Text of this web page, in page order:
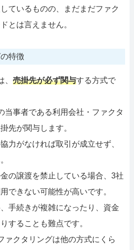
ているものの、まだまだファク
とは言えません。
特徴
売掛先が必ず関与する方式で
当事者である利用会社・ファクタ
先が関与します。
力がなければ取引が成立せず、
の譲渡を禁止している場合、3社
できない可能性が高いです。
手続きが複雑になったり、資金
することも難点です。
ァクタリングは他の方式にくら